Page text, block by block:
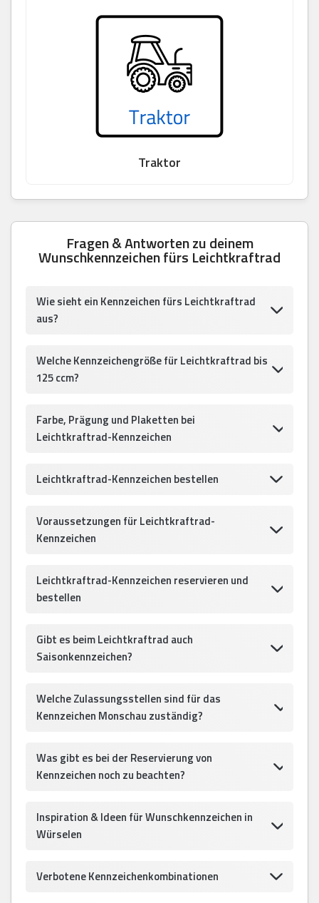
Traktor
Fragen & Antworten zu deinem
Wunschkennzeichen fürs Leichtkraftrad
Wie sieht ein Kennzeichen fürs Leichtkraftrad
aus?
Welche Kennzeichengröße für Leichtkraftrad bis
125 ccm?
Farbe, Prägung und Plaketten bei
Leichtkraftrad-Kennzeichen
Leichtkraftrad-Kennzeichen bestellen
Voraussetzungen für Leichtkraftrad-
Kennzeichen
Leichtkraftrad-Kennzeichen reservieren und
bestellen
Gibt es beim Leichtkraftrad auch
Saisonkennzeichen?
Welche Zulassungsstellen sind für das
Kennzeichen Monschau zuständig?
Was gibt es bei der Reservierung von
Kennzeichen noch zu beachten?
Inspiration & Ideen für Wunschkennzeichen in
Würselen
Verbotene Kennzeichenkombinationen